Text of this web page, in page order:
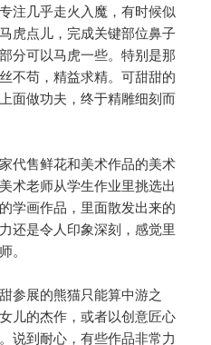
注几乎走火入魔，有时候似
虎点儿，完成关键部位鼻子
分可以马虎一些。特别是那
不苟，精益求精。可甜甜的
面做功夫，终于精雕细刻而
代售鲜花和美术作品的美术
术老师从学生作业里挑选出
学画作品，里面散发出来的
还是令人印象深刻，感觉里
。
参展的熊猫只能算中游之
儿的杰作，或者以创意匠心
说到耐心，有些作品非常力